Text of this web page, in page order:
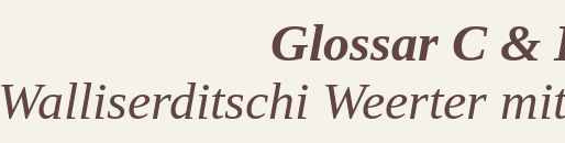
Glossar C &
Walliserditschi Weerter